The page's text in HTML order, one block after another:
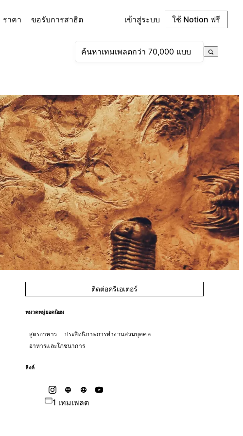
ราคา ขอรับการสาธิต เข้าสู่ระบบ ใช้ Notion ฟรี
ติดต่อครีเอเตอร์
หมวดหมู่ยอดนิยม
สูตรอาหาร
ประสิทธิภาพการทำงานส่วนบุคคล
อาหารและโภชนาการ
ลิงค์
1 เทมเพลต